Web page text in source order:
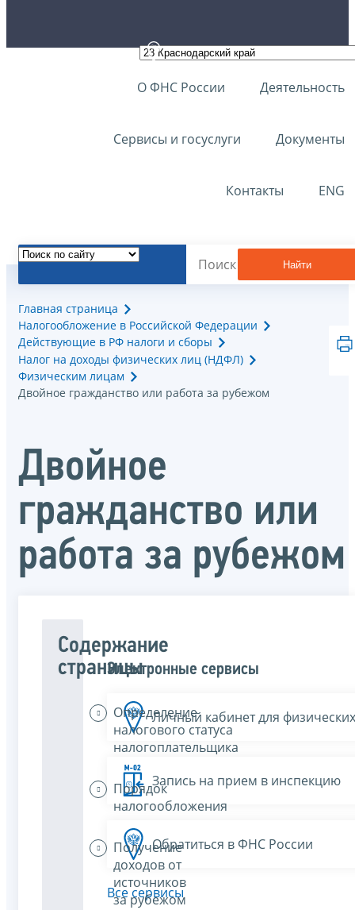
О ФНС России Деятельность
Сервисы и госуслуги Документы
Контакты ENG
Найти
Главная страница
Налогообложение в Российской Федерации
Действующие в РФ налоги и сборы
Налог на доходы физических лиц (НДФЛ)
Физическим лицам
Двойное гражданство или работа за рубежом
Двойное
гражданство или
работа за рубежом
Содержание
страницы
Определение
налогового статуса
налогоплательщика
Порядок
налогообложения
Получение
доходов от
источников
за рубежом
Электронные сервисы
Личный кабинет для
Запись на прием в инспекцию
Обратиться в ФНС России
Все сервисы